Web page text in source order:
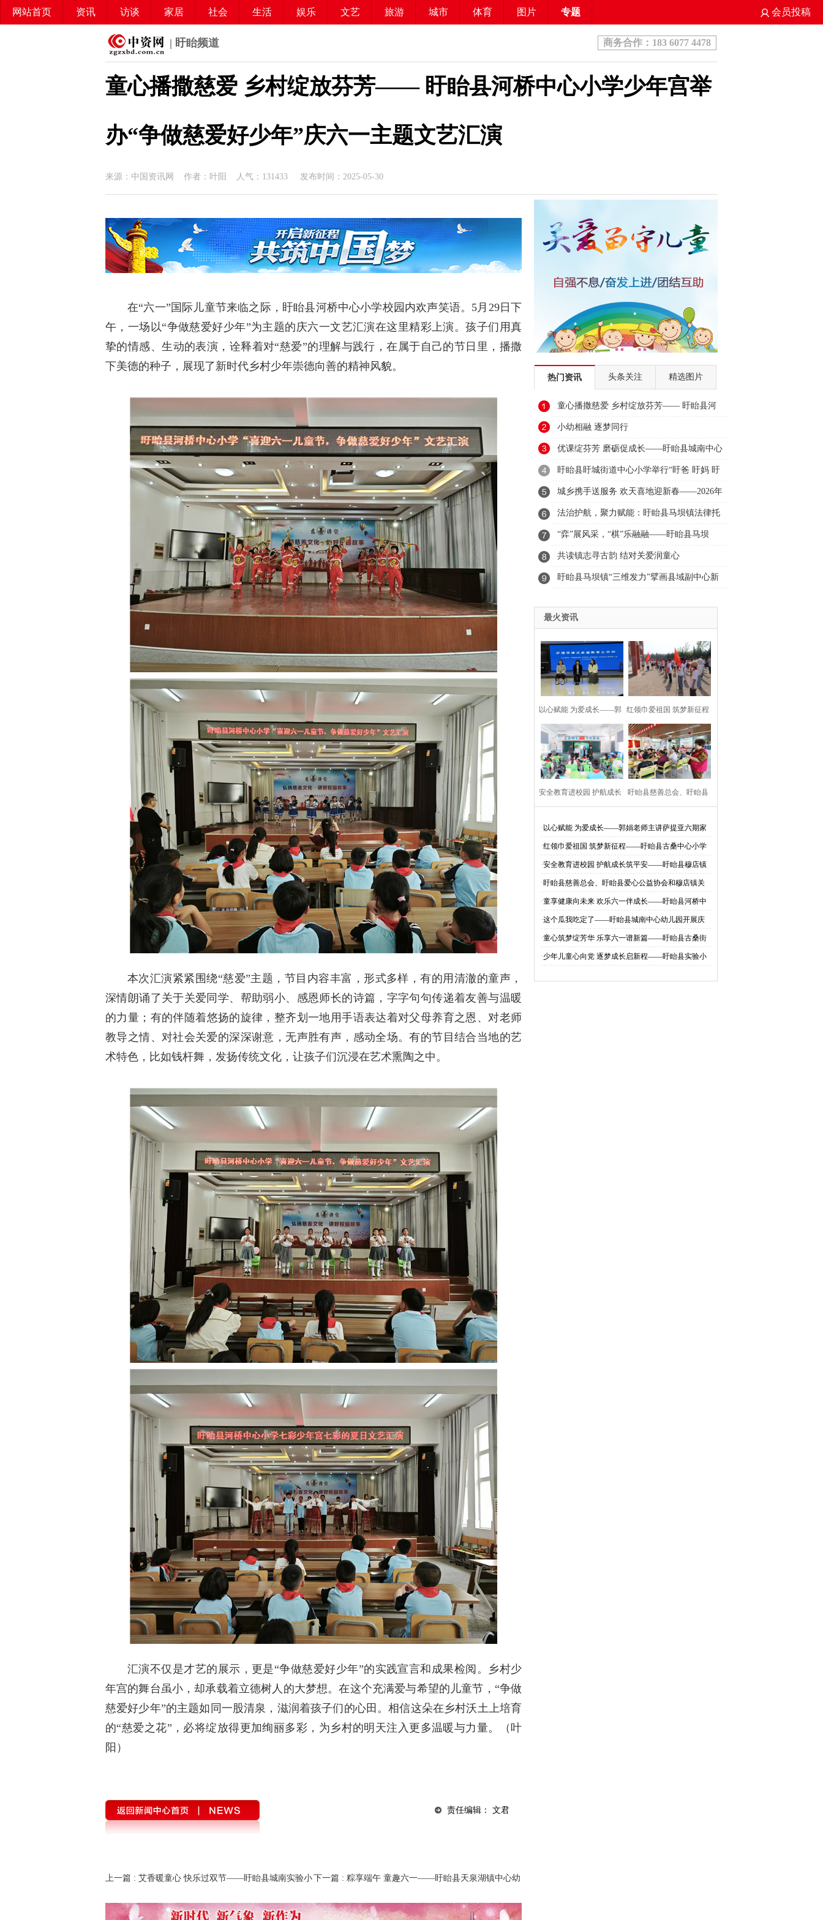
网站首页 资讯 访谈 家居 社会 生活 娱乐 文艺 旅游 城市 体育 图片 专题 会员投稿
| 盱眙频道 商务合作：183 6077 4478
童心播撒慈爱 乡村绽放芬芳—— 盱眙县河桥中心小学少年宫举
办“争做慈爱好少年”庆六一主题文艺汇演
来源：中国资讯网 作者：叶阳 人气： 131433 发布时间：2025-05-30
在“六一”国际儿童节来临之际，盱眙县河桥中心小学校园内欢声笑语。5月29日下
午，一场以“争做慈爱好少年”为主题的庆六一文艺汇演在这里精彩上演。孩子们用真
挚的情感、生动的表演，诠释着对“慈爱”的理解与践行，在属于自己的节日里，播撒
下美德的种子，展现了新时代乡村少年崇德向善的精神风貌。
本次汇演紧紧围绕“慈爱”主题，节目内容丰富，形式多样，有的用清澈的童声，
深情朗诵了关于关爱同学、帮助弱小、感恩师长的诗篇，字字句句传递着友善与温暖
的力量；有的伴随着悠扬的旋律，整齐划一地用手语表达着对父母养育之恩、对老师
教导之情、对社会关爱的深深谢意，无声胜有声，感动全场。有的节目结合当地的艺
术特色，比如钱杆舞，发扬传统文化，让孩子们沉浸在艺术熏陶之中。
汇演不仅是才艺的展示，更是“争做慈爱好少年”的实践宣言和成果检阅。乡村少
年宫的舞台虽小，却承载着立德树人的大梦想。在这个充满爱与希望的儿童节，“争做
慈爱好少年”的主题如同一股清泉，滋润着孩子们的心田。相信这朵在乡村沃土上培育
的“慈爱之花”，必将绽放得更加绚丽多彩，为乡村的明天注入更多温暖与力量。（叶
阳）
责任编辑： 文君
上一篇 : 艾香暖童心 快乐过双节——盱眙县城南实验小
学开展端午节关爱留守儿童包粽子活动
下一篇 : 粽享端午 童趣六一——盱眙县天泉湖镇中心幼
儿园开展端午六一双节活动
热门资讯 头条关注 精选图片
童心播撒慈爱 乡村绽放芬芳—— 盱眙县河
桥中心小学少年宫举办“争做慈爱好少年”庆
六一
小幼相融 逐梦同行
优课绽芬芳 磨砺促成长——盱眙县城南中心
幼儿园青年教师优课评比活动
盱眙县盱城街道中心小学举行“盱爸 盱妈 盱
娃”结对仪式
城乡携手送服务 欢天喜地迎新春——2026年
盱眙县文化科技卫生“三下乡”暨马坝镇年货
法治护航，聚力赋能：盱眙县马坝镇法律托
管服务助力企业稳健前行
“弈”展风采，“棋”乐融融——盱眙县马坝
镇“庆五一”第一届顺之晟“好戈戈”杯象棋争
霸
共读镇志寻古韵 结对关爱润童心
盱眙县马坝镇“三维发力”擘画县域副中心新
最火资讯
以心赋能 为爱成长——郭
娟老师主讲萨提亚六期家
长工作坊圆满落幕
红领巾爱祖国 筑梦新征程
——盱眙县古桑中心小学
举行2026年一年级新队
安全教育进校园 护航成长
关工委安全教育活动走进
盱眙县慈善总会、盱眙县
工委开展慈善"隔
· 以心赋能 为爱成长——郭娟老师主讲萨提亚六期家
长工作坊圆满落幕
·红领巾爱祖国 筑梦新征程——盱眙县古桑中心小学
举行2026年一年级新队员入队仪式
·安全教育进校园 护航成长筑平安——盱眙县穆店镇
关工委安全教育活动走进维桥中心小学
·盱眙县慈善总会、盱眙县爱心公益协会和穆店镇关
工委开展慈善"隔代六一结善缘&
·童享健康向未来 欢乐六一伴成长——盱眙县河桥中
心小学开展为儿童送健康主题活动
·这个瓜我吃定了——盱眙县城南中心幼儿园开展庆
六一西瓜清凉狂欢节活动
·童心筑梦绽芳华 乐享六一谱新篇——盱眙县古桑街
道开展捐资助学暨庆“六一”主题活动
·少年儿童心向党 逐梦成长启新程——盱眙县实验小